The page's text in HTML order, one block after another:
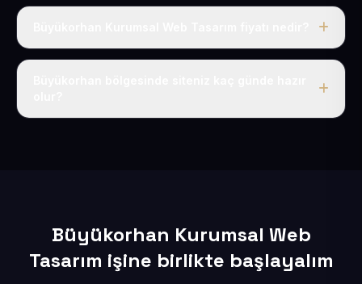
Tek fiyat uygulanır: yıllık 50 USD + KDV. Bu bedele alan
Büyükorhan Kurumsal Web
Tasarım işine birlikte başlayalım